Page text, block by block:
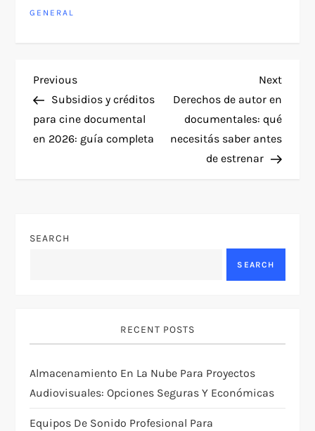
GENERAL
P
o
s
a
g
a
t
Previous
Post
Previous
Subsidios y créditos
para cine documental
en 2026: guía completa
Next
Post
Next
Derechos de autor en
documentales: qué
necesitás saber antes
de estrenar
SEARCH
SEARCH
RECENT POSTS
Almacenamiento En La Nube Para Proyectos
Audiovisuales: Opciones Seguras Y Económicas
Equipos De Sonido Profesional Para